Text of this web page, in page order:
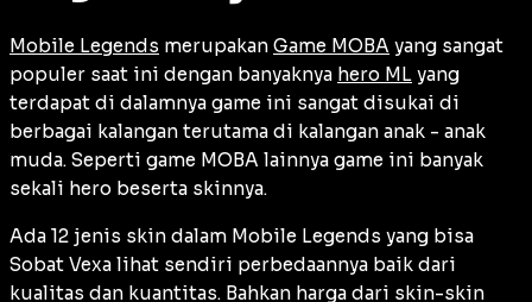
Mobile Legends merupakan Game MOBA yang sangat
populer saat ini dengan banyaknya hero ML yang
terdapat di dalamnya game ini sangat disukai di
berbagai kalangan terutama di kalangan anak - anak
muda. Seperti game MOBA lainnya game ini banyak
sekali hero beserta skinnya.
Ada 12 jenis skin dalam Mobile Legends yang bisa
Sobat Vexa lihat sendiri perbedaannya baik dari
kualitas dan kuantitas. Bahkan harga dari skin-skin